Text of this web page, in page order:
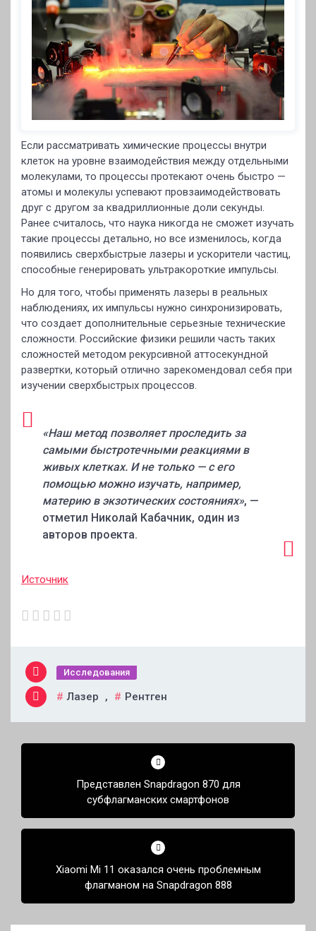
Если рассматривать химические процессы внутри
клеток на уровне взаимодействия между отдельными
молекулами, то процессы протекают очень быстро —
атомы и молекулы успевают провзаимодействовать
друг с другом за квадриллионные доли секунды.
Ранее считалось, что наука никогда не сможет изучать
такие процессы детально, но все изменилось, когда
появились сверхбыстрые лазеры и ускорители частиц,
способные генерировать ультракороткие импульсы.
Но для того, чтобы применять лазеры в реальных
наблюдениях, их импульсы нужно синхронизировать,
что создает дополнительные серьезные технические
сложности. Российские физики решили часть таких
сложностей методом рекурсивной аттосекундной
развертки, который отлично зарекомендовал себя при
изучении сверхбыстрых процессов.
«Наш метод позволяет проследить за
самыми быстротечными реакциями в
живых клетках. И не только — с его
помощью можно изучать, например,
материю в экзотических состояниях», —
отметил Николай Кабачник, один из
авторов проекта.
Источник
Исследования
Лазер , Рентген
Навигация
Представлен Snapdragon 870 для
субфлагманских смартфонов
Xiaomi Mi 11 оказался очень проблемным
флагманом на Snapdragon 888